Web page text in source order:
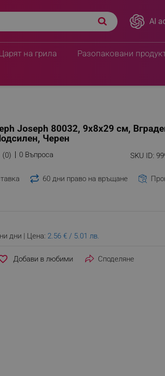
AI
на грила Разопаковани
Joseph 80032, 9х8х29 см,
Черен
SKU ID:
(0) 0 Въпроса
60 дни право на връщане
дни | Цена: 2.56 € / 5.01 лв.
Споделяне
ПЦД:10.18 € / 19.90 лв.